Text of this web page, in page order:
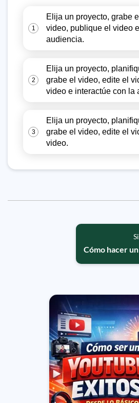
1
Elija un proyecto, grabe
video, publique el video
audiencia.
2
Elija un proyecto,
grabe el video, edite el
video e interactúe con la
3
Elija un proyecto,
grabe el video, edite el
video.
Cómo hacer